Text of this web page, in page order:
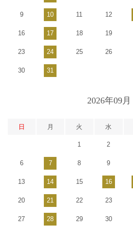
9 10 11 12
16 17 18 19
23 24 25 26
30 31
2026年09月
日 月 火 水
1 2
6 7 8 9
13 14 15 16
20 21 22 23
27 28 29 30